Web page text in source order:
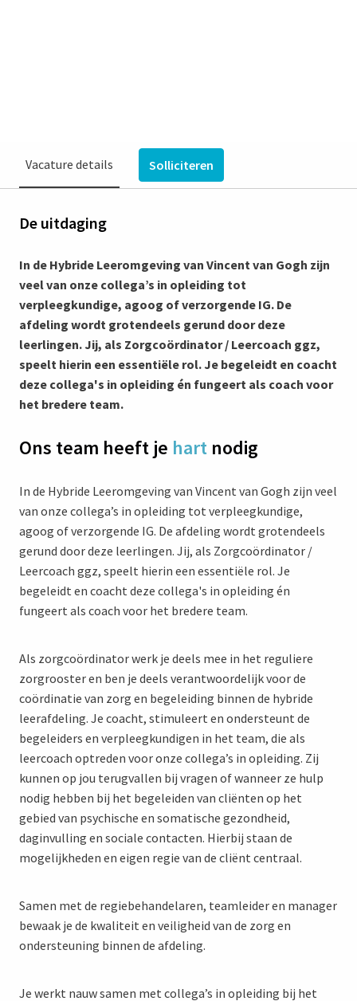
Vacature details Solliciteren
De uitdaging
In de Hybride Leeromgeving van Vincent van Gogh zijn
veel van onze collega’s in opleiding tot
verpleegkundige, agoog of verzorgende IG. De
afdeling wordt grotendeels gerund door deze
leerlingen. Jij, als Zorgcoördinator / Leercoach ggz,
speelt hierin een essentiële rol. Je begeleidt en coacht
deze collega's in opleiding én fungeert als coach voor
het bredere team.
Ons team heeft je hart nodig
In de Hybride Leeromgeving van Vincent van Gogh zijn veel
van onze collega’s in opleiding tot verpleegkundige,
agoog of verzorgende IG. De afdeling wordt grotendeels
gerund door deze leerlingen. Jij, als Zorgcoördinator /
Leercoach ggz, speelt hierin een essentiële rol. Je
begeleidt en coacht deze collega's in opleiding én
fungeert als coach voor het bredere team.
Als zorgcoördinator werk je deels mee in het reguliere
zorgrooster en ben je deels verantwoordelijk voor de
coördinatie van zorg en begeleiding binnen de hybride
leerafdeling. Je coacht, stimuleert en ondersteunt de
begeleiders en verpleegkundigen in het team, die als
leercoach optreden voor onze collega’s in opleiding. Zij
kunnen op jou terugvallen bij vragen of wanneer ze hulp
nodig hebben bij het begeleiden van cliënten op het
gebied van psychische en somatische gezondheid,
daginvulling en sociale contacten. Hierbij staan de
mogelijkheden en eigen regie van de cliënt centraal.
Samen met de regiebehandelaren, teamleider en manager
bewaak je de kwaliteit en veiligheid van de zorg en
ondersteuning binnen de afdeling.
Je werkt nauw samen met collega’s in opleiding bij het